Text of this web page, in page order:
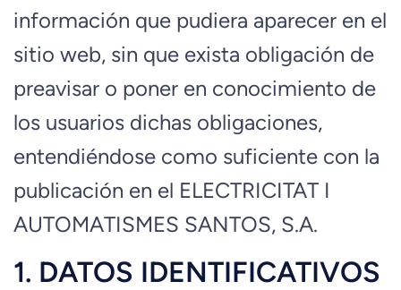
información que pudiera aparecer en el
sitio web, sin que exista obligación de
preavisar o poner en conocimiento de
los usuarios dichas obligaciones,
entendiéndose como suficiente con la
publicación en el ELECTRICITAT I
AUTOMATISMES SANTOS, S.A.
1. DATOS IDENTIFICATIVOS